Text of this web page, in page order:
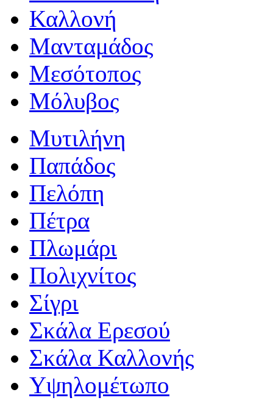
Καλλονή
Μανταμάδος
Μεσότοπος
Μόλυβος
Μυτιλήνη
Παπάδος
Πελόπη
Πέτρα
Πλωμάρι
Πολιχνίτος
Σίγρι
Σκάλα Ερεσού
Σκάλα Καλλονής
Υψηλομέτωπο